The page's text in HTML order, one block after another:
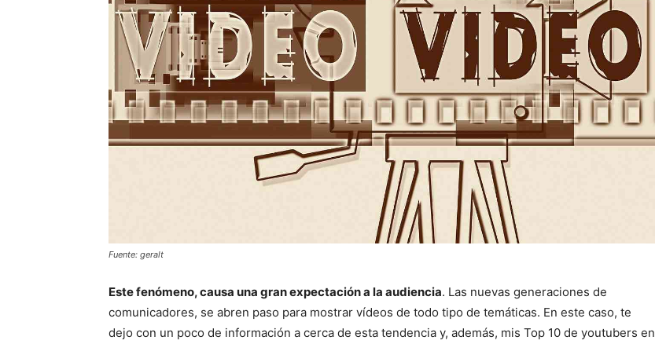
Fuente: geralt
Este fenómeno, causa una gran expectación a la audiencia. Las nuevas generaciones de
comunicadores, se abren paso para mostrar vídeos de todo tipo de temáticas. En este caso, te
dejo con un poco de información a cerca de esta tendencia y, además, mis Top 10 de youtubers en